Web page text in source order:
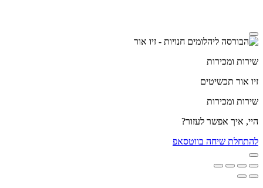
שירות ומכירות
זיו אור תכשיטים
שירות ומכירות
היי, איך אפשר לעזור?
להתחלת שיחה בווטסאפ